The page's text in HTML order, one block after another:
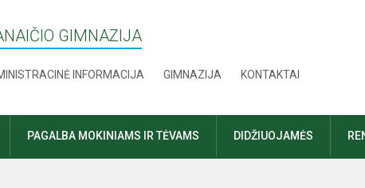
GIMNAZIJA
INFORMACIJA GIMNAZIJA KONTAKTAI
PAGALBA MOKINIAMS IR TĖVAMS DIDŽIUOJAMĖS